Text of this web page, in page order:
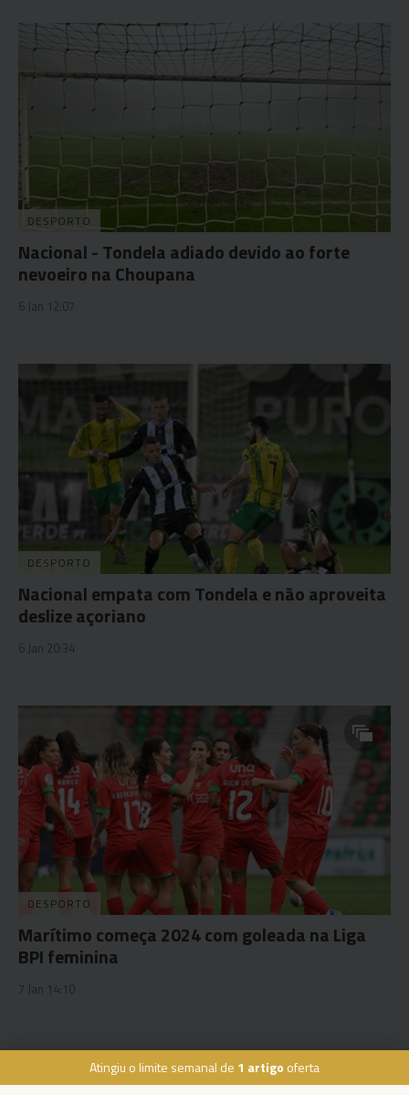
Atingiu o limite semanal de 1 artigo oferta
DESPORTO
Nacional - Tondela adiado devido ao forte
nevoeiro na Choupana
6 Jan 12:07
DESPORTO
Nacional empata com Tondela e não aproveita
deslize açoriano
6 Jan 20:34
DESPORTO
Marítimo começa 2024 com goleada na Liga
BPI feminina
7 Jan 14:10